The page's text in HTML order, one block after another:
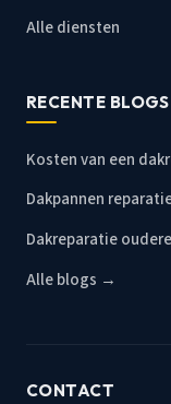
Alle diensten
RECENTE BLOGS
Kosten van een
Dakpannen
Dakreparatie
Alle blogs →
CONTACT